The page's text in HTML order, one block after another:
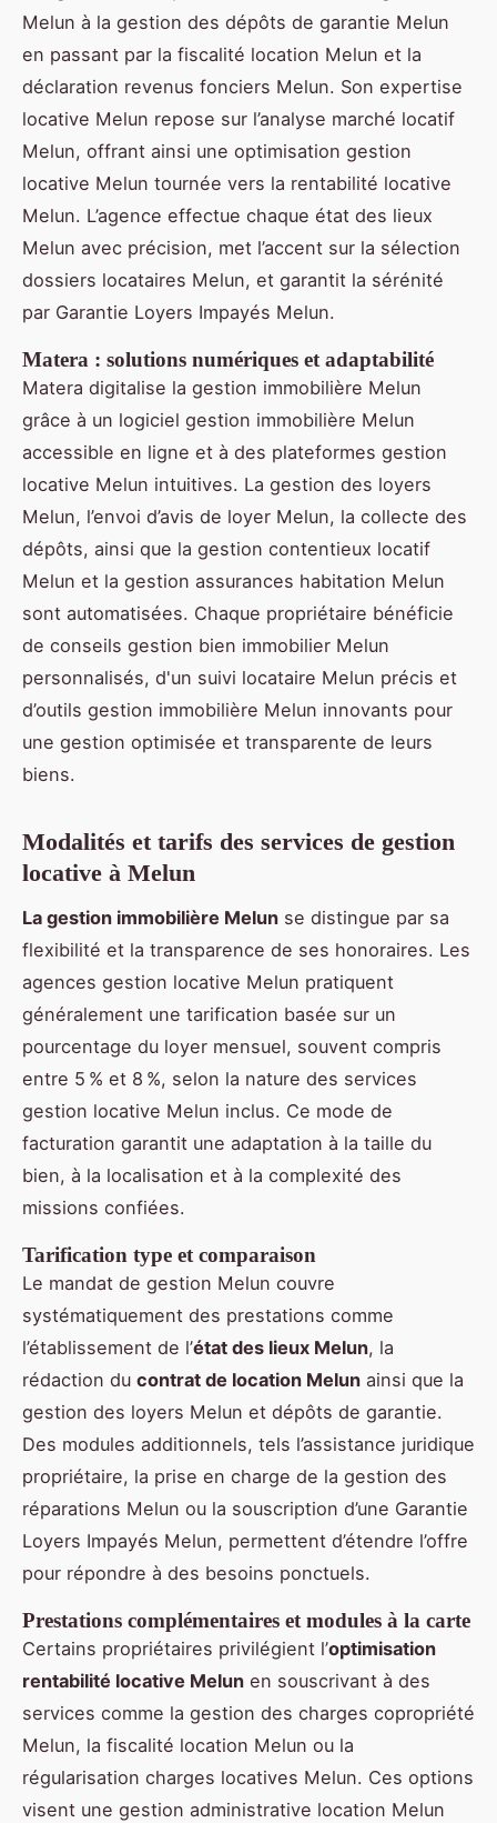
Melun à la gestion des dépôts de garantie Melun
en passant par la fiscalité location Melun et la
déclaration revenus fonciers Melun. Son expertise
locative Melun repose sur l’analyse marché locatif
Melun, offrant ainsi une optimisation gestion
locative Melun tournée vers la rentabilité locative
Melun. L’agence effectue chaque état des lieux
Melun avec précision, met l’accent sur la sélection
dossiers locataires Melun, et garantit la sérénité
par Garantie Loyers Impayés Melun.
Matera : solutions numériques et adaptabilité
Matera digitalise la gestion immobilière Melun
grâce à un logiciel gestion immobilière Melun
accessible en ligne et à des plateformes gestion
locative Melun intuitives. La gestion des loyers
Melun, l’envoi d’avis de loyer Melun, la collecte des
dépôts, ainsi que la gestion contentieux locatif
Melun et la gestion assurances habitation Melun
sont automatisées. Chaque propriétaire bénéficie
de conseils gestion bien immobilier Melun
personnalisés, d'un suivi locataire Melun précis et
d’outils gestion immobilière Melun innovants pour
une gestion optimisée et transparente de leurs
biens.
Modalités et tarifs des services de gestion
locative à Melun
La gestion immobilière Melun se distingue par sa
flexibilité et la transparence de ses honoraires. Les
agences gestion locative Melun pratiquent
généralement une tarification basée sur un
pourcentage du loyer mensuel, souvent compris
entre 5 % et 8 %, selon la nature des services
gestion locative Melun inclus. Ce mode de
facturation garantit une adaptation à la taille du
bien, à la localisation et à la complexité des
missions confiées.
Tarification type et comparaison
Le mandat de gestion Melun couvre
systématiquement des prestations comme
l’établissement de l’état des lieux Melun, la
rédaction du contrat de location Melun ainsi que la
gestion des loyers Melun et dépôts de garantie.
Des modules additionnels, tels l’assistance juridique
propriétaire, la prise en charge de la gestion des
réparations Melun ou la souscription d’une Garantie
Loyers Impayés Melun, permettent d’étendre l’offre
pour répondre à des besoins ponctuels.
Prestations complémentaires et modules à la carte
Certains propriétaires privilégient l’optimisation
rentabilité locative Melun en souscrivant à des
services comme la gestion des charges copropriété
Melun, la fiscalité location Melun ou la
régularisation charges locatives Melun. Ces options
visent une gestion administrative location Melun